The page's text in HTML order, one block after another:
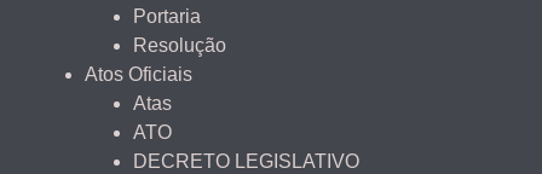
Portaria
Resolução
Atos Oficiais
Atas
ATO
DECRETO LEGISLATIVO